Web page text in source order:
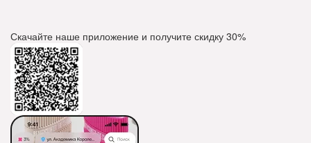
Скачайте наше приложение и получите скидку 30%